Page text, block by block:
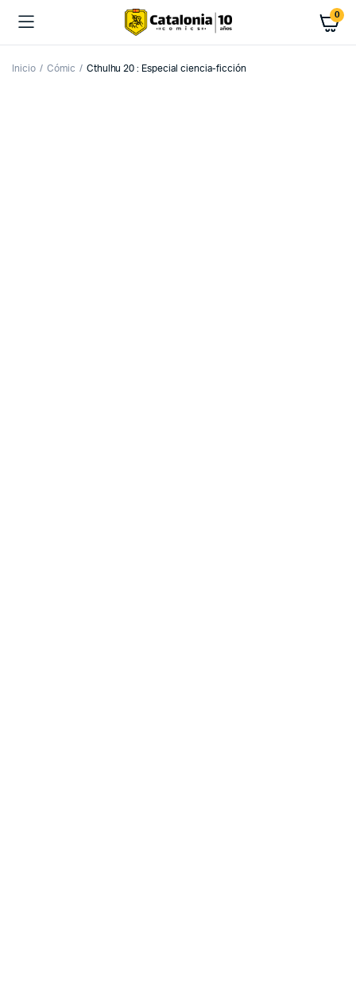
0
Inicio Cómic Cthulhu 20 : Especial ciencia-ficción